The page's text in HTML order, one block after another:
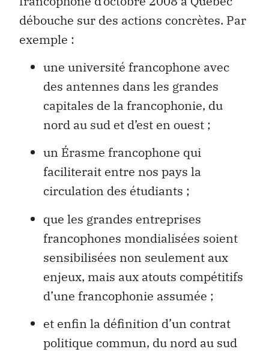
débouche sur des actions concrètes. Par
exemple :
une université francophone avec
des antennes dans les grandes
capitales de la francophonie, du
nord au sud et d’est en ouest ;
un Érasme francophone qui
faciliterait entre nos pays la
circulation des étudiants ;
que les grandes entreprises
francophones mondialisées soient
sensibilisées non seulement aux
enjeux, mais aux atouts compétitifs
d’une francophonie assumée ;
et enfin la définition d’un contrat
politique commun, du nord au sud